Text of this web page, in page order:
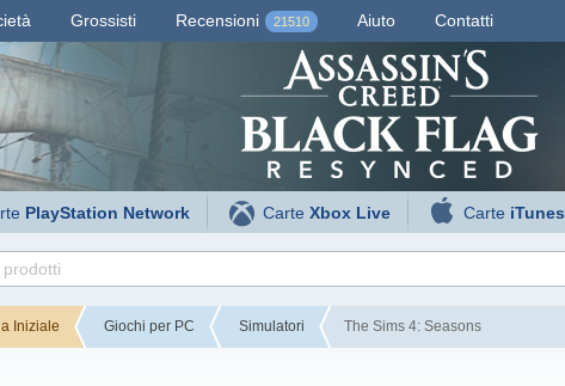
Grossisti Recensioni 21510 Aiuto Contatti
PlayStation Network CarteXbox Live Carte iTunes
Iniziale Giochi per PC Simulatori The Sims 4: Seasons